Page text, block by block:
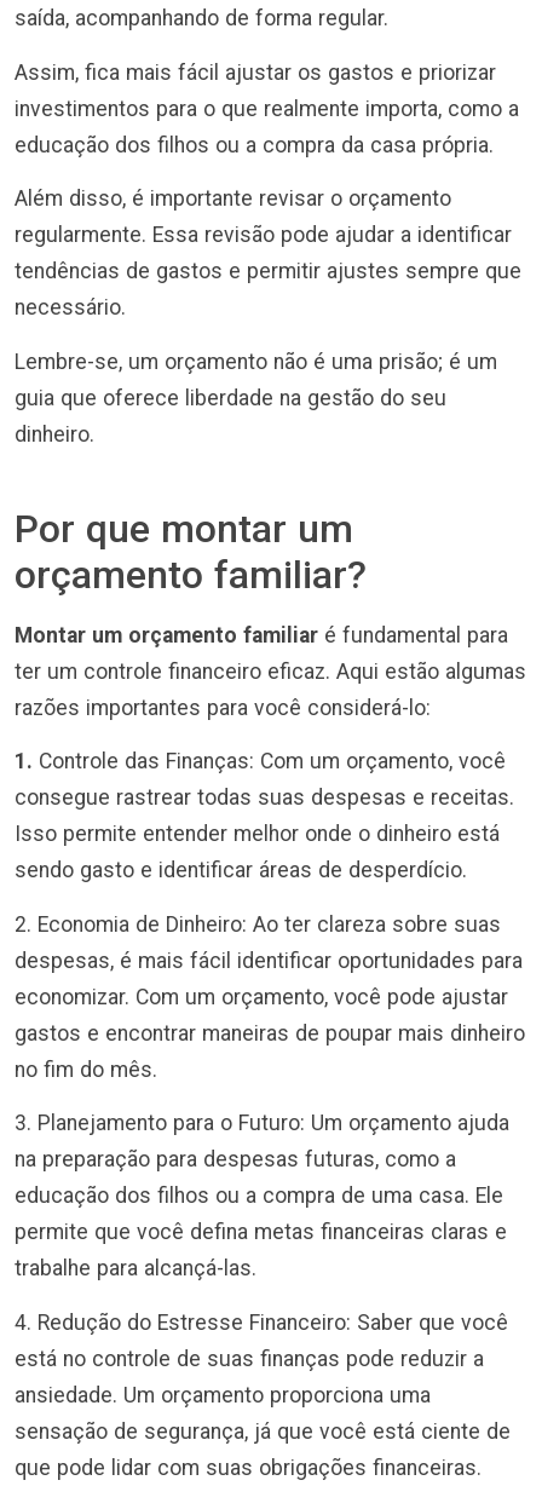
saída, acompanhando de forma regular.
Assim, fica mais fácil ajustar os gastos e priorizar
investimentos para o que realmente importa, como a
educação dos filhos ou a compra da casa própria.
Além disso, é importante revisar o orçamento
regularmente. Essa revisão pode ajudar a identificar
tendências de gastos e permitir ajustes sempre que
necessário.
Lembre-se, um orçamento não é uma prisão; é um
guia que oferece liberdade na gestão do seu
dinheiro.
Por que montar um
orçamento familiar?
Montar um orçamento familiar é fundamental para
ter um controle financeiro eficaz. Aqui estão algumas
razões importantes para você considerá-lo:
1. Controle das Finanças: Com um orçamento, você
consegue rastrear todas suas despesas e receitas.
Isso permite entender melhor onde o dinheiro está
sendo gasto e identificar áreas de desperdício.
2. Economia de Dinheiro: Ao ter clareza sobre suas
despesas, é mais fácil identificar oportunidades para
economizar. Com um orçamento, você pode ajustar
gastos e encontrar maneiras de poupar mais dinheiro
no fim do mês.
3. Planejamento para o Futuro: Um orçamento ajuda
na preparação para despesas futuras, como a
educação dos filhos ou a compra de uma casa. Ele
permite que você defina metas financeiras claras e
trabalhe para alcançá-las.
4. Redução do Estresse Financeiro: Saber que você
está no controle de suas finanças pode reduzir a
ansiedade. Um orçamento proporciona uma
sensação de segurança, já que você está ciente de
que pode lidar com suas obrigações financeiras.